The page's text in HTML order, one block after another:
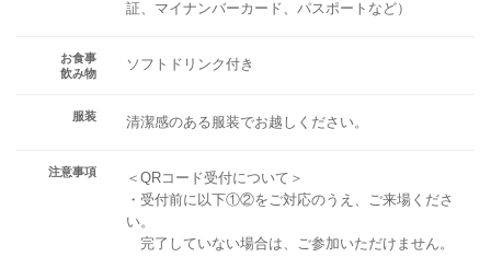
証、マイナンバーカード、パスポートなど）
お食事
飲み物
ソフトドリンク付き
服装 清潔感のある服装でお越しください。
注意事項
＜QRコード受付について＞
・受付前に以下①②をご対応のうえ、ご来場くださ
い。
完了していない場合は、ご参加いただけません。